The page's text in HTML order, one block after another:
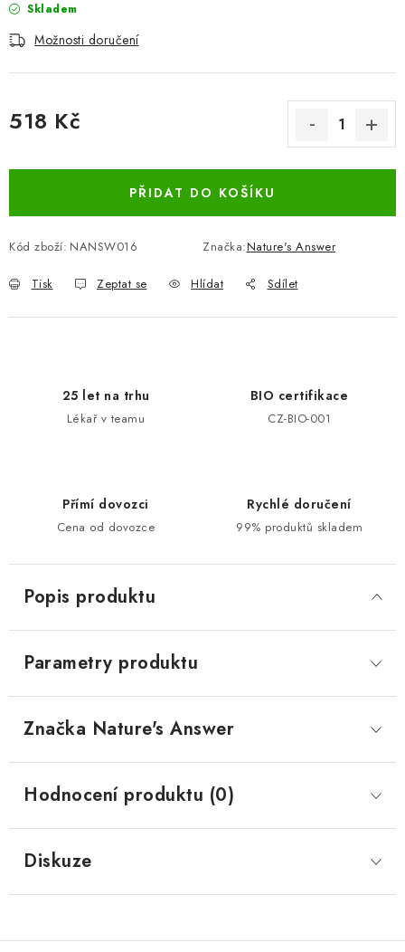
Skladem
Možnosti doručení
518 Kč
PŘIDAT DO KOŠÍKU
Kód zboží: NANSW016 Značka:Nature's Answer
Tisk Zeptat se Hlídat Sdílet
25 let na trhu
Lékař v teamu
BIO certifikace
CZ-BIO-001
Přímí dovozci
Cena od dovozce
Rychlé doručení
99% produktů skladem
Popis produktu
Parametry produktu
Značka Nature's Answer
Hodnocení produktu (0)
Diskuze